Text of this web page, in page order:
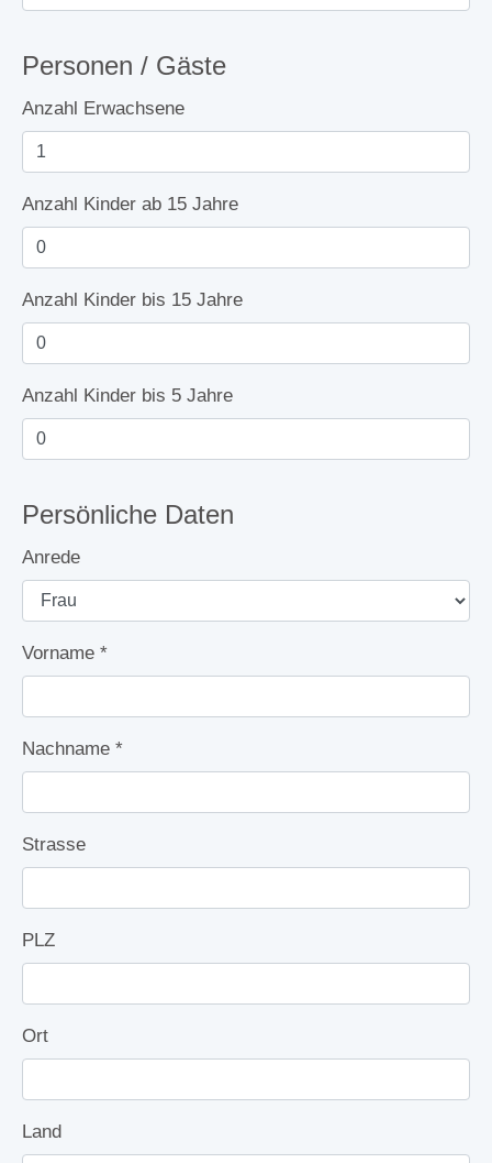
Personen / Gäste
Anzahl Erwachsene
Anzahl Kinder ab 15 Jahre
Anzahl Kinder bis 15 Jahre
Anzahl Kinder bis 5 Jahre
Persönliche Daten
Anrede
Vorname *
Nachname *
Strasse
PLZ
Ort
Land